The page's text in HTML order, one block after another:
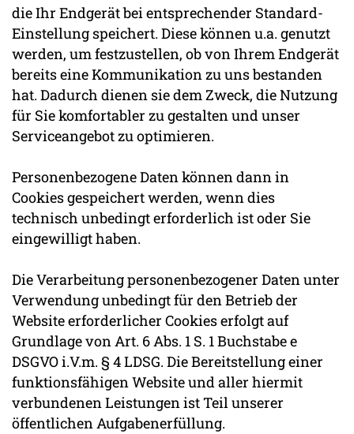
die Ihr Endgerät bei entsprechender Standard-
Einstellung speichert. Diese können u.a. genutzt
werden, um festzustellen, ob von Ihrem Endgerät
bereits eine Kommunikation zu uns bestanden
hat. Dadurch dienen sie dem Zweck, die Nutzung
für Sie komfortabler zu gestalten und unser
Serviceangebot zu optimieren.
Personenbezogene Daten können dann in
Cookies gespeichert werden, wenn dies
technisch unbedingt erforderlich ist oder Sie
eingewilligt haben.
Die Verarbeitung personenbezogener Daten unter
Verwendung unbedingt für den Betrieb der
Website erforderlicher Cookies erfolgt auf
Grundlage von Art. 6 Abs. 1 S. 1 Buchstabe e
DSGVO i.V.m. § 4 LDSG. Die Bereitstellung einer
funktionsfähigen Website und aller hiermit
verbundenen Leistungen ist Teil unserer
öffentlichen Aufgabenerfüllung.